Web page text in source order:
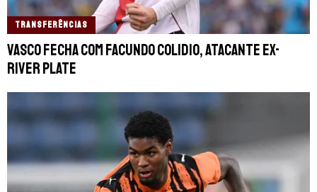
TRANSFERÊNCIAS
Vasco fecha com Facundo Colidio, atacante ex-
River Plate